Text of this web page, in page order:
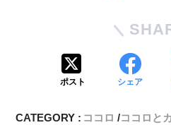
ポスト シェア
CATEGORY : ココロ ココロと